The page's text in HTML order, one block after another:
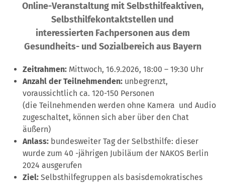
Online-Veranstaltung mit Selbsthilfeaktiven,
Selbsthilfekontaktstellen und
interessierten Fachpersonen aus dem
Gesundheits- und Sozialbereich aus Bayern
Zeitrahmen: Mittwoch, 16.9.2026, 18:00 – 19:30 Uhr
Anzahl der Teilnehmenden: unbegrenzt,
voraussichtlich ca. 120-150 Personen
(die Teilnehmenden werden ohne Kamera und Audio
zugeschaltet, können sich aber über den Chat
äußern)
Anlass: bundesweiter Tag der Selbsthilfe: dieser
wurde zum 40 -jährigen Jubiläum der NAKOS Berlin
2024 ausgerufen
Ziel: Selbsthilfegruppen als basisdemokratisches